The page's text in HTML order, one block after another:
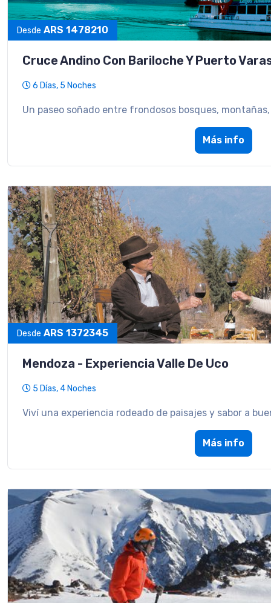
Desde ARS 1478210
Cruce Andino Con Bariloche Y Puerto
6 Días, 5 Noches
Un paseo soñado entre frondosos bosques,
Más info
Desde ARS 1372345
Mendoza - Experiencia Valle De Uco
5 Días, 4 Noches
Viví una experiencia rodeado de paisajes y sabor a
Más info